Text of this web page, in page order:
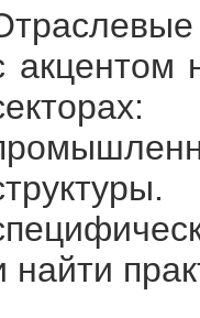
акцентом
найти